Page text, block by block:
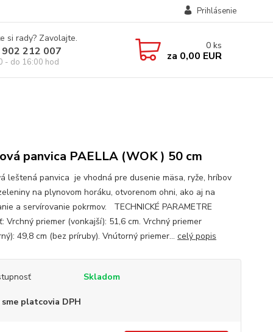
Prihlásenie
si rady? Zavolajte.
212 007
- do 16:00 hod
0 ks
za 0,00 EUR
panvica PAELLA (WOK ) 50 cm
leštená panvica je vhodná pre dusenie mäsa, ryže, hríbov
na plynovom horáku, otvorenom ohni, ako aj na
a servírovanie pokrmov. TECHNICKÉ PARAMETRE
Vrchný priemer (vonkajší): 51,6 cm. Vrchný priemer
49,8 cm (bez príruby). Vnútorný priemer... celý popis
Skladom
sme platcovia DPH